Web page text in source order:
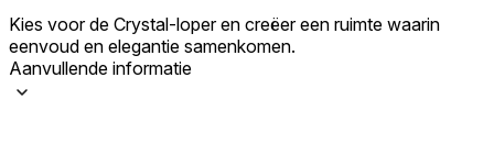
Kies voor de Crystal-loper en creëer een ruimte waarin
eenvoud en elegantie samenkomen.
Aanvullende informatie